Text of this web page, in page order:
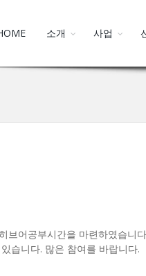
소개 사업
브어공부시간을 마련하였습니
습니다. 많은 참여를 바랍니다.